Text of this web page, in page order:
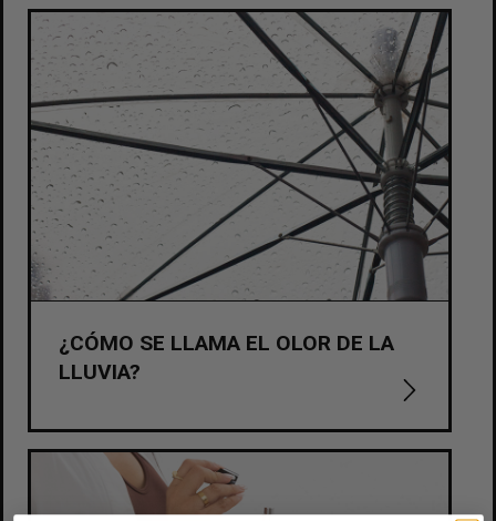
¿CÓMO SE LLAMA EL OLOR DE LA
LLUVIA?